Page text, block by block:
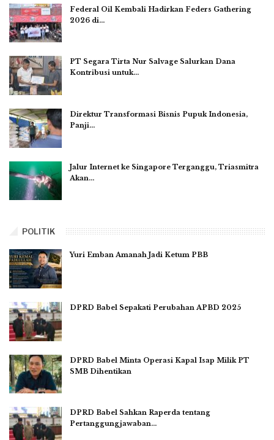
Federal Oil Kembali Hadirkan Feders Gathering
2026 di…
PT Segara Tirta Nur Salvage Salurkan Dana
Kontribusi untuk…
Direktur Transformasi Bisnis Pupuk Indonesia,
Panji…
Jalur Internet ke Singapore Terganggu, Triasmitra
Akan…
POLITIK
Yuri Emban Amanah Jadi Ketum PBB
DPRD Babel Sepakati Perubahan APBD 2025
DPRD Babel Minta Operasi Kapal Isap Milik PT
SMB Dihentikan
DPRD Babel Sahkan Raperda tentang
Pertanggungjawaban…